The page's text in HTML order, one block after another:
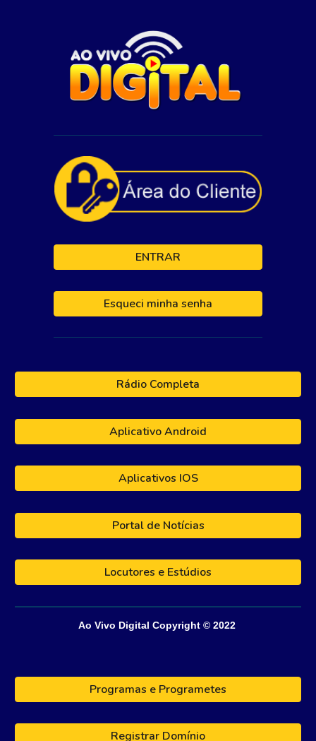
ENTRAR
Esqueci minha senha
Rádio Completa
Aplicativo Android
Aplicativos IOS
Portal de Notícias
Locutores e Estúdios
Ao Vivo Digital Copyright © 2022
Programas e Programetes
Registrar Domínio